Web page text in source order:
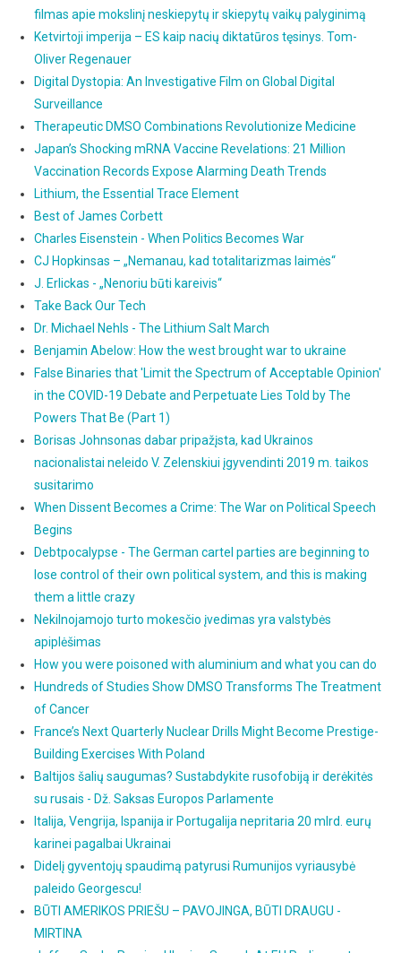
filmas apie mokslinį neskiepytų ir skiepytų vaikų palyginimą
Ketvirtoji imperija – ES kaip nacių diktatūros tęsinys. Tom-
Oliver Regenauer
Digital Dystopia: An Investigative Film on Global Digital
Surveillance
Therapeutic DMSO Combinations Revolutionize Medicine
Japan’s Shocking mRNA Vaccine Revelations: 21 Million
Vaccination Records Expose Alarming Death Trends
Lithium, the Essential Trace Element
Best of James Corbett
Charles Eisenstein - When Politics Becomes War
CJ Hopkinsas – „Nemanau, kad totalitarizmas laimės“
J. Erlickas - „Nenoriu būti kareivis“
Take Back Our Tech
Dr. Michael Nehls - The Lithium Salt March
Benjamin Abelow: How the west brought war to ukraine
False Binaries that 'Limit the Spectrum of Acceptable Opinion'
in the COVID-19 Debate and Perpetuate Lies Told by The
Powers That Be (Part 1)
Borisas Johnsonas dabar pripažįsta, kad Ukrainos
nacionalistai neleido V. Zelenskiui įgyvendinti 2019 m. taikos
susitarimo
When Dissent Becomes a Crime: The War on Political Speech
Begins
Debtpocalypse - The German cartel parties are beginning to
lose control of their own political system, and this is making
them a little crazy
Nekilnojamojo turto mokesčio įvedimas yra valstybės
apiplėšimas
How you were poisoned with aluminium and what you can do
Hundreds of Studies Show DMSO Transforms The Treatment
of Cancer
France’s Next Quarterly Nuclear Drills Might Become Prestige-
Building Exercises With Poland
Baltijos šalių saugumas? Sustabdykite rusofobiją ir derėkitės
su rusais - Dž. Saksas Europos Parlamente
Italija, Vengrija, Ispanija ir Portugalija nepritaria 20 mlrd. eurų
karinei pagalbai Ukrainai
Didelį gyventojų spaudimą patyrusi Rumunijos vyriausybė
paleido Georgescu!
BŪTI AMERIKOS PRIEŠU – PAVOJINGA, BŪTI DRAUGU -
MIRTINA